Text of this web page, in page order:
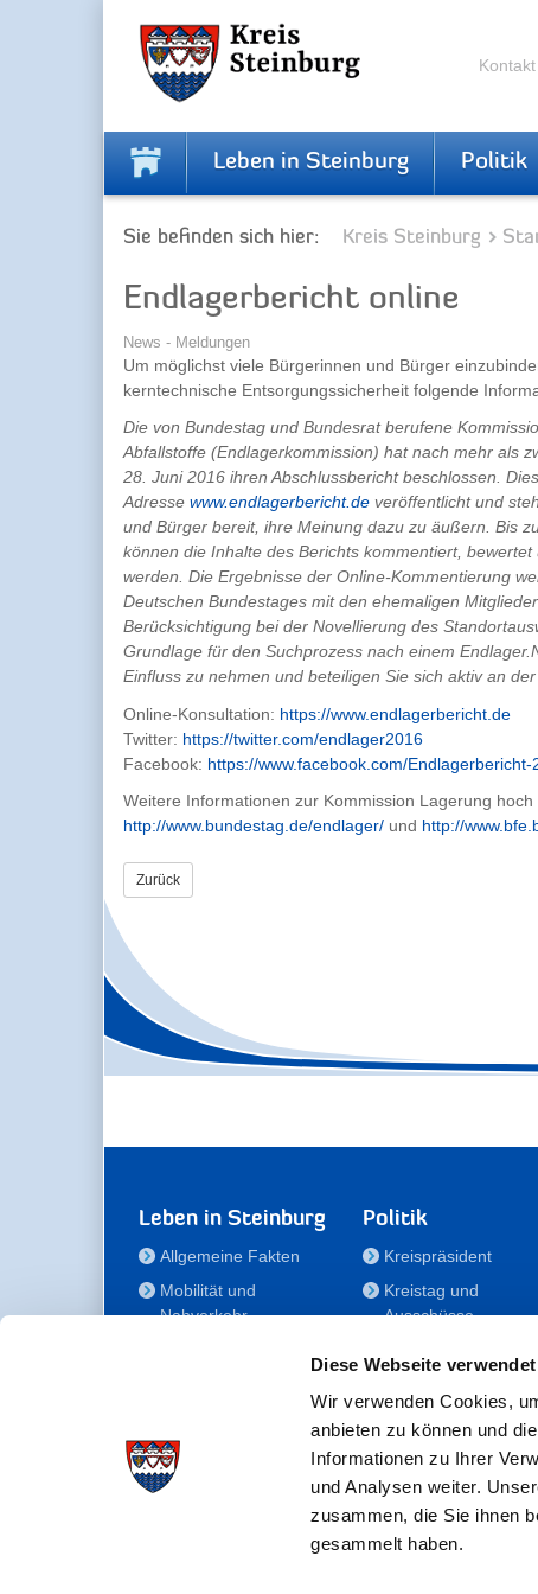
Diese Webseite
Wir verwenden Cookies,
anbieten zu können und
Informationen zu Ihrer
und Analysen weiter.
zusammen, die Sie ihnen
gesammelt haben.
Kontakt
Leben in Steinburg Politik
Sie befinden sich hier: Kreis Steinburg
Endlagerbericht online
News - Meldungen
Um möglichst viele Bürgerinnen und Bürger
kerntechnische Entsorgungssicherheit folgende
Die von Bundestag und Bundesrat berufene
Abfallstoffe (Endlagerkommission) hat nach mehr als
28. Juni 2016 ihren Abschlussbericht beschlossen.
Adresse www.endlagerbericht.de veröffentlicht und
und Bürger bereit, ihre Meinung dazu zu äußern. Bis
können die Inhalte des Berichts kommentiert,
werden. Die Ergebnisse der Online-Kommentierung
Deutschen Bundestages mit den ehemaligen
Berücksichtigung bei der Novellierung des
Grundlage für den Suchprozess nach einem
Einfluss zu nehmen und beteiligen Sie sich aktiv an
Online-Konsultation: https://www.endlagerbericht.de
Twitter: https://twitter.com/endlager2016
Facebook: https://www.facebook.com/
Weitere Informationen zur Kommission Lagerung
http://www.bundestag.de/endlager/ und http://
Zurück
Leben in Steinburg
Allgemeine Fakten
Mobilität und
Nahverkehr
Gesundheit
Bildung
Politik
Kreispräsident
Kreistag und
Ausschüsse
für Menschen mit
Behinderung
Der
Kreisseniorenbeirat
Förderstiftung
Fördergesellschaft/